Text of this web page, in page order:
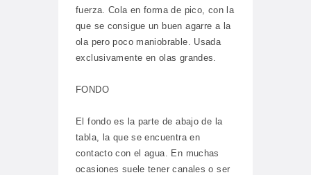
fuerza. Cola en forma de pico, con la
que se consigue un buen agarre a la
ola pero poco maniobrable. Usada
exclusivamente en olas grandes.
FONDO
El fondo es la parte de abajo de la
tabla, la que se encuentra en
contacto con el agua. En muchas
ocasiones suele tener canales o ser